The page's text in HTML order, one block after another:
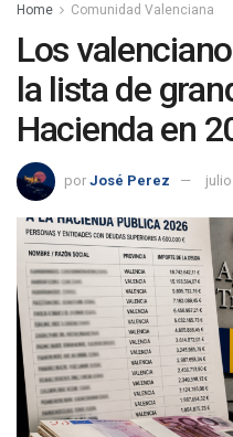
Home Comunidad Valenciana
Los
la lista de
Hacienda en
por José Perez